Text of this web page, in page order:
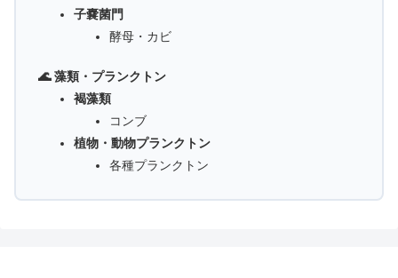
子嚢菌門
酵母・カビ
🌊 藻類・プランクトン
褐藻類
コンブ
植物・動物プランクトン
各種プランクトン